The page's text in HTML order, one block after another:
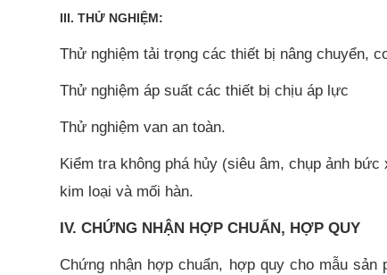
III. THỬ NGHIỆM:
Thử nghiệm tải trọng các thiết bị nâng chuyển,
Thử nghiệm áp suất các thiết bị chịu áp lực
Thử nghiệm van an toàn.
Kiểm tra không phá hủy (siêu âm, chụp ảnh
kim loại và mối hàn.
IV. CHỨNG NHẬN HỢP CHUẨN, HỢP QUY
Chứng nhận hợp chuẩn, hợp quy cho mẫu